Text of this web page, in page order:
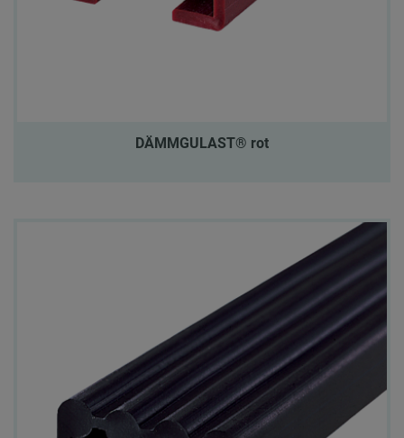
DÄMMGULAST® rot